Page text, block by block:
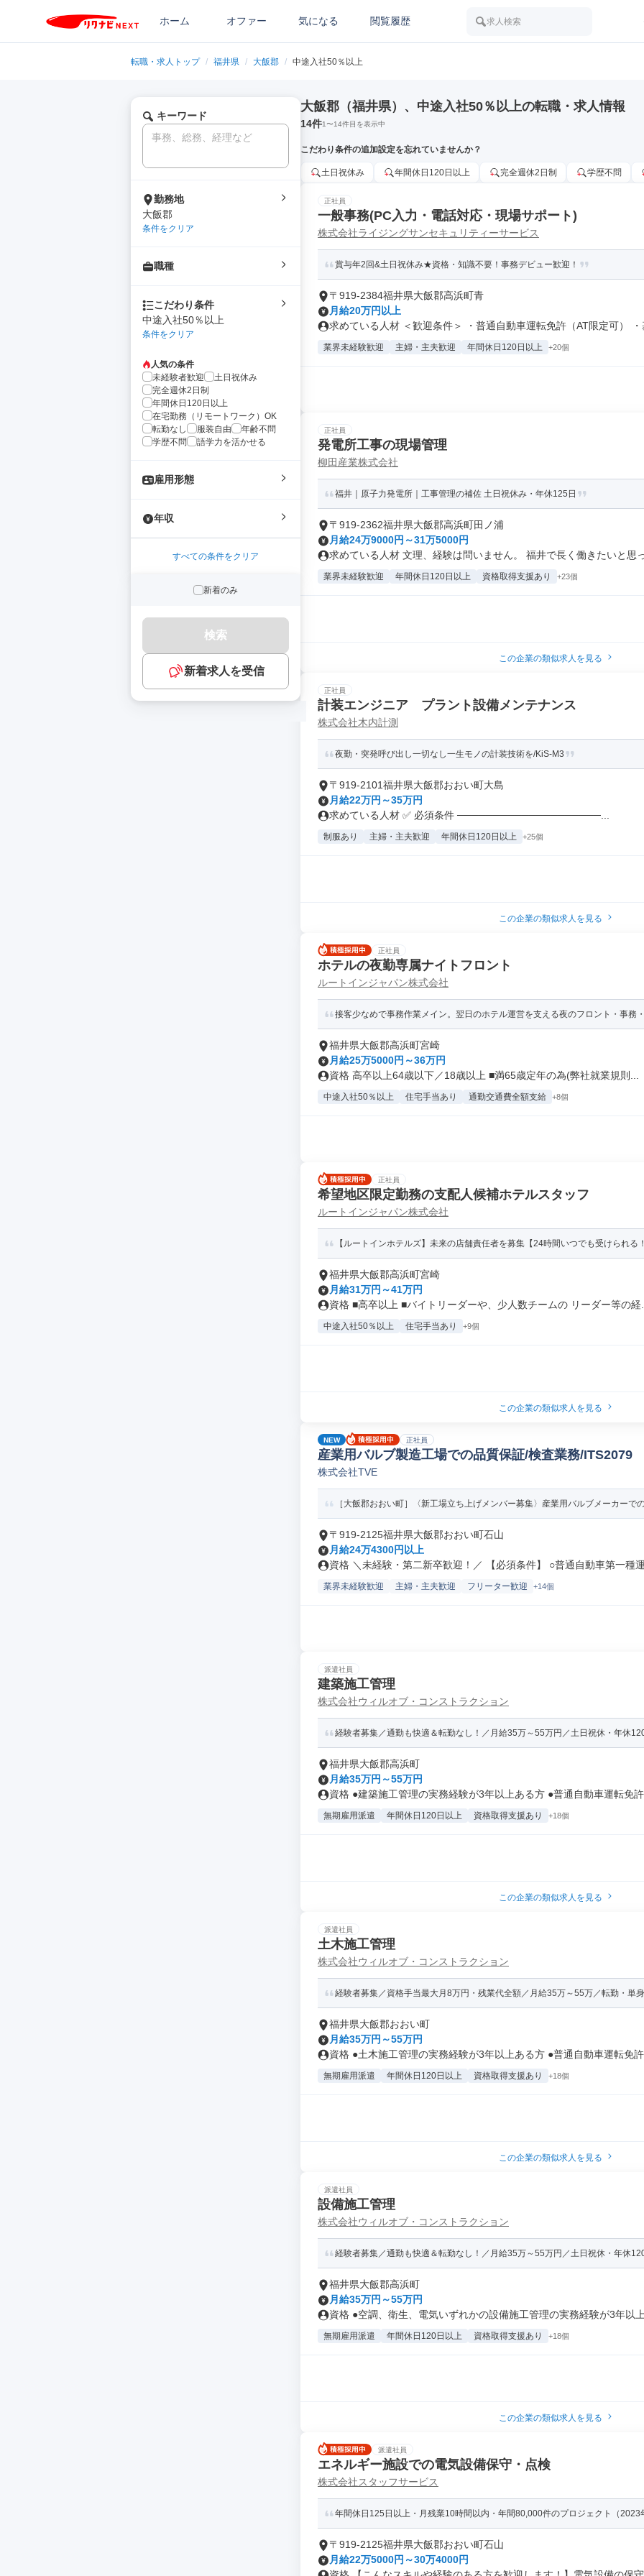
ホーム オファー 気になる 閲覧履歴 求人検索
転職・求人トップ / 福井県 / 大飯郡 / 中途入社50％以上
キーワード
勤務地
大飯郡
条件をクリア
職種
こだわり条件
中途入社50％以上
条件をクリア
人気の条件
未経験者歓迎
土日祝休み
完全週休2日制
年間休日120日以上
在宅勤務（リモートワーク）OK
転勤なし
服装自由
年齢不問
学歴不問
語学力を活かせる
雇用形態
年収
すべての条件をクリア
新着のみ
検索
新着求人を受信
大飯郡（福井県）、中途入社50％以上の転職・求人情報
14件1〜14件目を表示中
こだわり条件の追加設定を忘れていませんか？
土日祝休み 年間休日120日以上 完全週休2日制 学歴不問
正社員
一般事務(PC入力・電話対応・現場サポート)
株式会社ライジングサンセキュリティーサービス
賞与年2回&土日祝休み★資格・知識不要！事務デビュー歓迎！
〒919-2384福井県大飯郡高浜町青
月給20万円以上
求めている人材 ＜歓迎条件＞ ・普通自動車運転免許（AT限定可）
業界未経験歓迎 主婦・主夫歓迎 年間休日120日以上 +20個
正社員
発電所工事の現場管理
柳田産業株式会社
福井｜原子力発電所｜工事管理の補佐 土日祝休み・年休125日
〒919-2362福井県大飯郡高浜町田ノ浦
月給24万9000円～31万5000円
求めている人材 文理、経験は問いません。 福井で長く働きたいと思
業界未経験歓迎 年間休日120日以上 資格取得支援あり +23個
この企業の類似求人を見る
正社員
計装エンジニア プラント設備メンテナンス
株式会社木内計測
夜勤・突発呼び出し一切なし一生モノの計装技術を/KiS-M3
〒919-2101福井県大飯郡おおい町大島
月給22万円～35万円
求めている人材 ✅ 必須条件 ────────────────────...
制服あり 主婦・主夫歓迎 年間休日120日以上 +25個
この企業の類似求人を見る
正社員
ホテルの夜勤専属ナイトフロント
ルートインジャパン株式会社
接客少なめで事務作業メイン。翌日のホテル運営を支える夜のフロント・事務
福井県大飯郡高浜町宮崎
月給25万5000円～36万円
資格 高卒以上64歳以下／18歳以上 ■満65歳定年の為(弊社就業規則...
中途入社50％以上 住宅手当あり 通勤交通費全額支給 +8個
正社員
希望地区限定勤務の支配人候補ホテルスタッフ
ルートインジャパン株式会社
【ルートインホテルズ】未来の店舗責任者を募集【24時間いつでも受けられる
福井県大飯郡高浜町宮崎
月給31万円～41万円
資格 ■高卒以上 ■バイトリーダーや、少人数チームの リーダー等の経
中途入社50％以上 住宅手当あり +9個
この企業の類似求人を見る
NEW 正社員
産業用バルブ製造工場での品質保証/検査業務/ITS2079
株式会社TVE
［大飯郡おおい町］〈新工場立ち上げメンバー募集〉産業用バルブメーカーで
〒919-2125福井県大飯郡おおい町石山
月給24万4300円以上
資格 ＼未経験・第二新卒歓迎！／ 【必須条件】 ○普通自動車第一種
業界未経験歓迎 主婦・主夫歓迎 フリーター歓迎 +14個
派遣社員
建築施工管理
株式会社ウィルオブ・コンストラクション
経験者募集／通勤も快適＆転勤なし！／月給35万～55万円／土日祝休・年休
福井県大飯郡高浜町
月給35万円～55万円
資格 ●建築施工管理の実務経験が3年以上ある方 ●普通自動車運転免
無期雇用派遣 年間休日120日以上 資格取得支援あり +18個
この企業の類似求人を見る
派遣社員
土木施工管理
株式会社ウィルオブ・コンストラクション
経験者募集／資格手当最大月8万円・残業代全額／月給35万～55万／転勤・単
福井県大飯郡おおい町
月給35万円～55万円
資格 ●土木施工管理の実務経験が3年以上ある方 ●普通自動車運転免
無期雇用派遣 年間休日120日以上 資格取得支援あり +18個
この企業の類似求人を見る
派遣社員
設備施工管理
株式会社ウィルオブ・コンストラクション
経験者募集／通勤も快適＆転勤なし！／月給35万～55万円／土日祝休・年休
福井県大飯郡高浜町
月給35万円～55万円
資格 ●空調、衛生、電気いずれかの設備施工管理の実務経験が3年以
無期雇用派遣 年間休日120日以上 資格取得支援あり +18個
この企業の類似求人を見る
派遣社員
エネルギー施設での電気設備保守・点検
株式会社スタッフサービス
年間休日125日以上・月残業10時間以内・年間80,000件のプロジェクト（2023
〒919-2125福井県大飯郡おおい町石山
月給22万5000円～30万4000円